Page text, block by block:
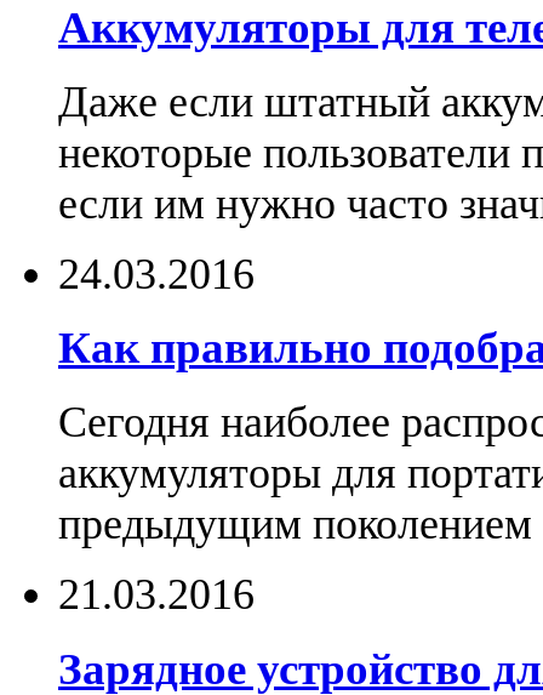
Аккумуляторы для
Даже если штатный
некоторые пользователи
если им нужно часто
24.03.2016
Как правильно
Сегодня наиболее
аккумуляторы для
предыдущим поколением
21.03.2016
Зарядное устройство